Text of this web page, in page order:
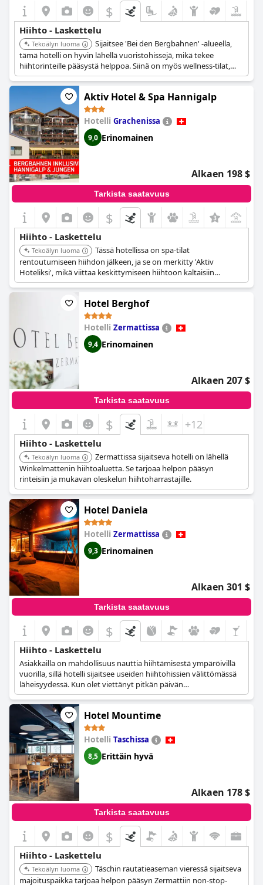
$
Hiihto - Laskettelu
Tekoälyn luoma
Sijaitsee 'Bei den Bergbahnen' -alueella,
tämä hotelli on hyvin lähellä vuoristohissejä, mikä tekee
hiihtorinteille pääsystä helppoa. Siinä on myös wellness-tilat,
jotka mahdollistavat vieraiden rentoutumisen hiihtopäivän
jälkeen. Bergbahnenin läheisyys tekee siitä ihanteellisen
hiihtoharrastajille.
Aktiv Hotel & Spa Hannigalp
Hotelli Grachenissa
9,0 Erinomainen
Alkaen 198 $
Tarkista saatavuus
$
Hiihto - Laskettelu
Tekoälyn luoma
Tässä hotellissa on spa-tilat
rentoutumiseen hiihdon jälkeen, ja se on merkitty 'Aktiv
Hoteliksi', mikä viittaa keskittymiseen hiihtoon kaltaisiin
aktiviteetteihin. Sen sijainti Grächenissä tarjoaa pääsyn
hiihtokeskuksiin.
Hotel Berghof
Hotelli Zermattissa
9,4 Erinomainen
Alkaen 207 $
Tarkista saatavuus
$ +12
Hiihto - Laskettelu
Tekoälyn luoma
Zermattissa sijaitseva hotelli on lähellä
Winkelmattenin hiihtoaluetta. Se tarjoaa helpon pääsyn
rinteisiin ja mukavan oleskelun hiihtoharrastajille.
Hotel Daniela
Hotelli Zermattissa
9,3 Erinomainen
Alkaen 301 $
Tarkista saatavuus
$
Hiihto - Laskettelu
Asiakkailla on mahdollisuus nauttia hiihtämisestä ympäröivillä
vuorilla, sillä hotelli sijaitsee useiden hiihtohissien välittömässä
läheisyydessä. Kun olet viettänyt pitkän päivän
suosikkiurheilulajisi parissa, voit palata mukavaan huoneeseesi
ja rentoutua hotellin kylpylä- ja wellness-alueella sekä nauttia
ravitsevan aterian hotellin ravintolassa.
Hotel Mountime
Hotelli Taschissa
8,5 Erittäin hyvä
Alkaen 178 $
Tarkista saatavuus
$
Hiihto - Laskettelu
Tekoälyn luoma
Täschin rautatieaseman vieressä sijaitseva
majoituspaikka tarjoaa helpon pääsyn Zermattiin non-stop-